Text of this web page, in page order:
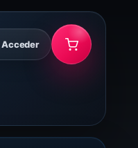
Acceder